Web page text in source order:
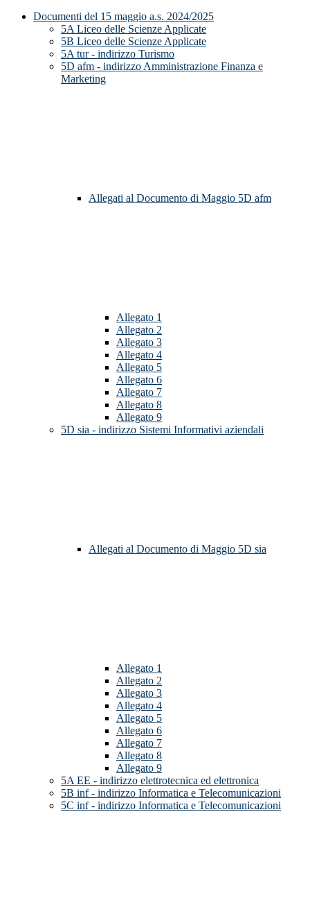
Documenti del 15 maggio a.s. 2024/2025
5A Liceo delle Scienze Applicate
5B Liceo delle Scienze Applicate
5A tur - indirizzo Turismo
5D afm - indirizzo Amministrazione Finanza e
Marketing
Allegati al Documento di Maggio 5D afm
Allegato 1
Allegato 2
Allegato 3
Allegato 4
Allegato 5
Allegato 6
Allegato 7
Allegato 8
Allegato 9
5D sia - indirizzo Sistemi Informativi aziendali
Allegati al Documento di Maggio 5D sia
Allegato 1
Allegato 2
Allegato 3
Allegato 4
Allegato 5
Allegato 6
Allegato 7
Allegato 8
Allegato 9
5A EE - indirizzo elettrotecnica ed elettronica
5B inf - indirizzo Informatica e Telecomunicazioni
5C inf - indirizzo Informatica e Telecomunicazioni